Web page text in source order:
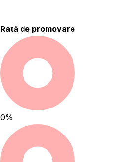
Rată de promovare
0%